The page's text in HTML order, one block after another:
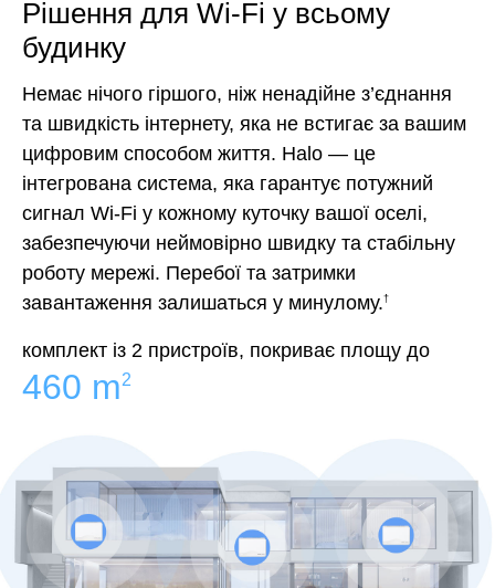
Рішення для Wi-Fi у всьому
будинку
Немає нічого гіршого, ніж ненадійне з’єднання
та швидкість інтернету, яка не встигає за вашим
цифровим способом життя. Halo — це
інтегрована система, яка гарантує потужний
сигнал Wi-Fi у кожному куточку вашої оселі,
забезпечуючи неймовірно швидку та стабільну
роботу мережі. Перебої та затримки
завантаження залишаться у минулому.†
комплект із 2 пристроїв, покриває площу до
460 m2